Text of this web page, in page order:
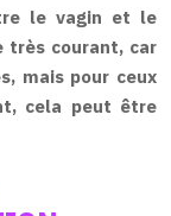
le vagin et le
très courant, car
mais pour ceux
cela peut être